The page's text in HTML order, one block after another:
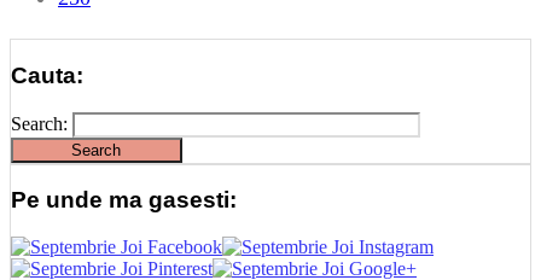
Cauta:
Search:
Pe unde ma gasesti: